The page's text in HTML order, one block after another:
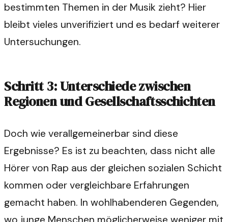
bestimmten Themen in der Musik zieht? Hier
bleibt vieles unverifiziert und es bedarf weiterer
Untersuchungen.
Schritt 3: Unterschiede zwischen
Regionen und Gesellschaftsschichten
Doch wie verallgemeinerbar sind diese
Ergebnisse? Es ist zu beachten, dass nicht alle
Hörer von Rap aus der gleichen sozialen Schicht
kommen oder vergleichbare Erfahrungen
gemacht haben. In wohlhabenderen Gegenden,